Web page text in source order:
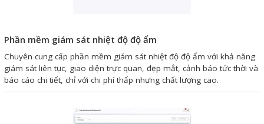
Phần mềm giám sát nhiệt độ độ ẩm
Chuyên cung cấp phần mềm giám sát nhiệt độ độ ẩm với khả năng
giám sát liên tục, giao diện trực quan, đẹp mắt, cảnh báo tức thời và
báo cáo chi tiết, chỉ với chi phí thấp nhưng chất lượng cao.
Bộ điều khiển nhiệt độ
Bộ đếm - Bộ hẹn giờ
Đồng hồ đo đa năng